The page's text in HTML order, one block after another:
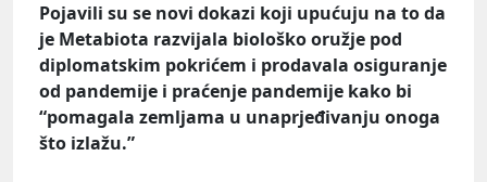
Pojavili su se novi dokazi koji upućuju na to da
je Metabiota razvijala biološko oružje pod
diplomatskim pokrićem i prodavala osiguranje
od pandemije i praćenje pandemije kako bi
“pomagala zemljama u unaprjeđivanju onoga
što izlažu.”